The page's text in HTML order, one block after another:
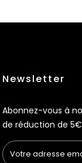
Newsletter
Abonnez-vous à
de réduction de 5€